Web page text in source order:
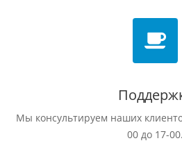
Мы консультируем наших
00 до 17-00.